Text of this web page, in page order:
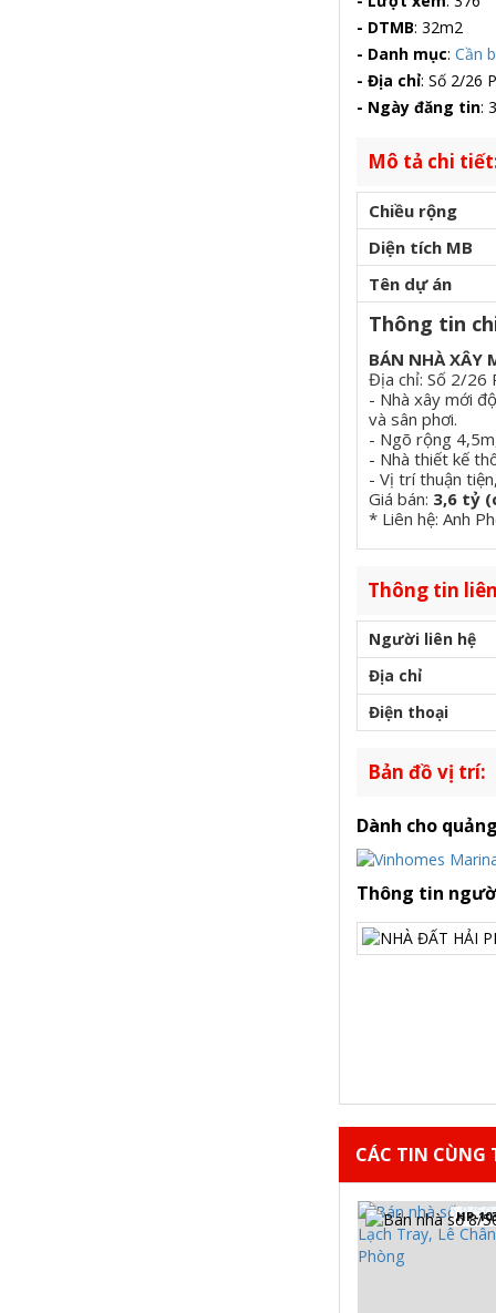
- DTMB: 32m2
- Danh mục: Cần
- Địa chỉ: Số 2/26
- Ngày đăng tin:
Mô tả chi
Chiều rộng
Diện tích MB
Tên dự án
Thông tin
BÁN NHÀ XÂY
Địa chỉ: Số 2/26
- Nhà xây mới
và sân phơi.
- Ngõ rộng
- Nhà thiết kế
- Vị trí thuận
Giá bán: 3,6 tỷ
* Liên hệ: Anh
Thông tin
Người liên hệ
Địa chỉ
Điện thoại
Bản đồ vị trí:
Dành cho
Thông tin
CÁC TIN CÙNG
HP-